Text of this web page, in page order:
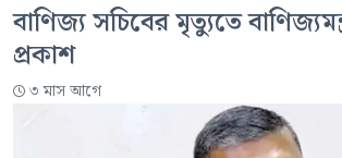
বাণিজ্য সচিবের মৃত্যুতে
প্রকাশ
৩ মাস আগে